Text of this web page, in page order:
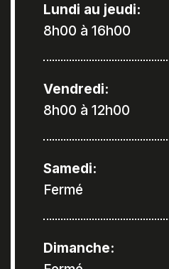
Lundi au jeudi:
8h00 à 16h00
Vendredi:
8h00 à 12h00
Samedi:
Fermé
Dimanche: